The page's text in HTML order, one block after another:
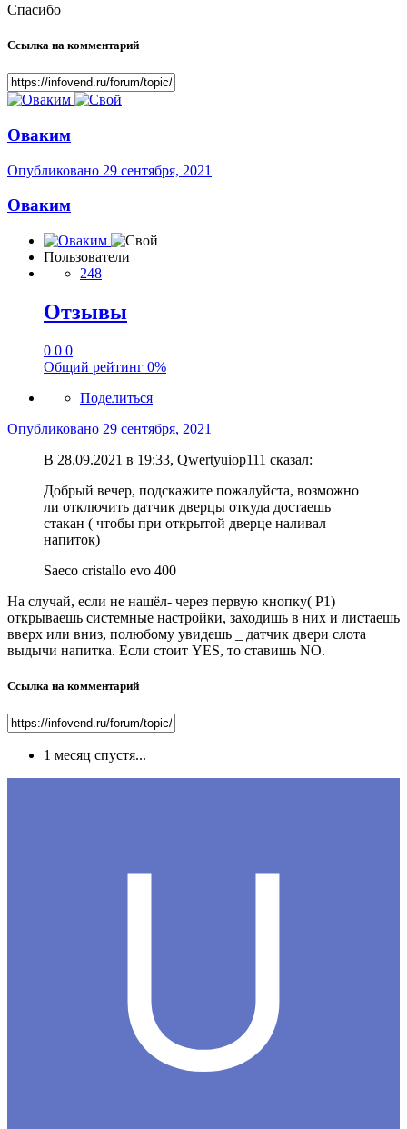
Спасибо
Ссылка на комментарий
Оваким
Опубликовано 29 сентября, 2021
Оваким
Пользователи
248
Отзывы
0 0 0
Общий рейтинг 0%
Поделиться
Опубликовано 29 сентября, 2021
В 28.09.2021 в 19:33, Qwertyuiop111 сказал:
Добрый вечер, подскажите пожалуйста, возможно
ли отключить датчик дверцы откуда достаешь
стакан ( чтобы при открытой дверце наливал
напиток)
Saeco cristallo evo 400
На случай, если не нашёл- через первую кнопку( Р1)
открываешь системные настройки, заходишь в них и листаешь
вверх или вниз, полюбому увидешь _ датчик двери слота
выдычи напитка. Если стоит YES, то ставишь NO.
Ссылка на комментарий
1 месяц спустя...